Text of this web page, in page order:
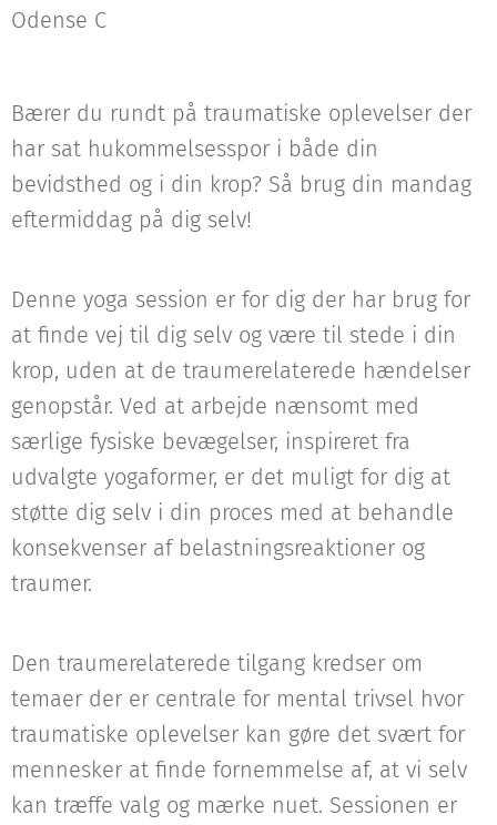
Odense C
Bærer du rundt på traumatiske oplevelser der
har sat hukommelsesspor i både din
bevidsthed og i din krop? Så brug din mandag
eftermiddag på dig selv!
Denne yoga session er for dig der har brug for
at finde vej til dig selv og være til stede i din
krop, uden at de traumerelaterede hændelser
genopstår. Ved at arbejde nænsomt med
særlige fysiske bevægelser, inspireret fra
udvalgte yogaformer, er det muligt for dig at
støtte dig selv i din proces med at behandle
konsekvenser af belastningsreaktioner og
traumer.
Den traumerelaterede tilgang kredser om
temaer der er centrale for mental trivsel hvor
traumatiske oplevelser kan gøre det svært for
mennesker at finde fornemmelse af, at vi selv
kan træffe valg og mærke nuet. Sessionen er